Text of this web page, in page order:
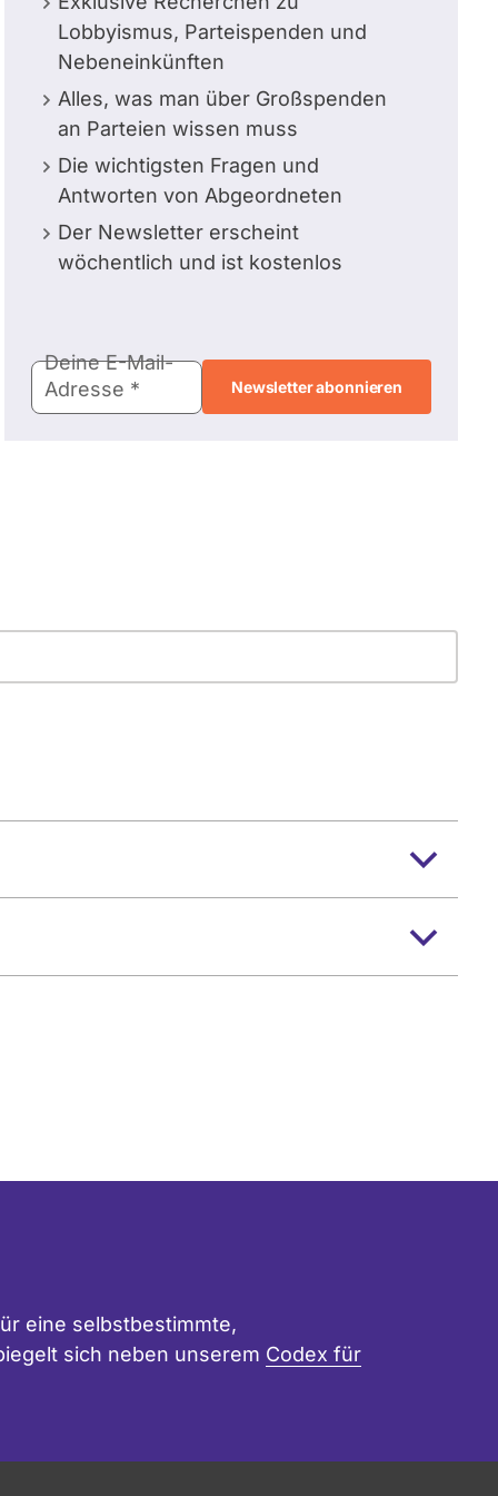
Lobbyismus, Parteispenden und
Nebeneinkünften
Alles, was man über Großspenden
an Parteien wissen muss
Die wichtigsten Fragen und
Antworten von Abgeordneten
Der Newsletter erscheint
wöchentlich und ist kostenlos
Mail-
Adresse
Deine E-Mail-
Adresse
eine selbstbestimmte,
sich neben unserem Codex für